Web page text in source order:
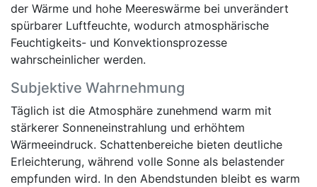
der Wärme und hohe Meereswärme bei unverändert
spürbarer Luftfeuchte, wodurch atmosphärische
Feuchtigkeits- und Konvektionsprozesse
wahrscheinlicher werden.
Subjektive Wahrnehmung
Täglich ist die Atmosphäre zunehmend warm mit
stärkerer Sonneneinstrahlung und erhöhtem
Wärmeeindruck. Schattenbereiche bieten deutliche
Erleichterung, während volle Sonne als belastender
empfunden wird. In den Abendstunden bleibt es warm